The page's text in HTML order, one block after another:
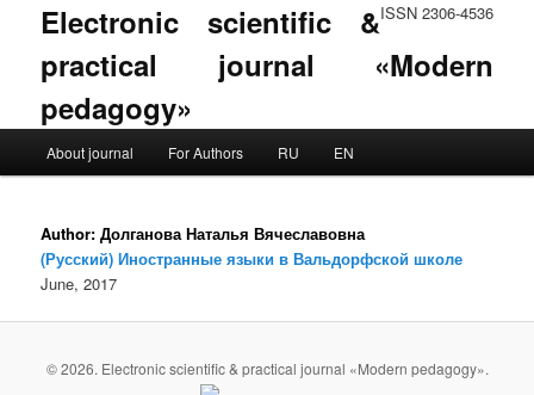
ISSN 2306-4536
Electronic scientific &
practical journal «Modern
pedagogy»
Skip to primary content
Skip to secondary content
About journal For Authors RU EN
Author: Долганова Наталья Вячеславовна
(Русский) Иностранные языки в Вальдорфской школе
June, 2017
© 2026. Electronic scientific & practical journal «Modern pedagogy».